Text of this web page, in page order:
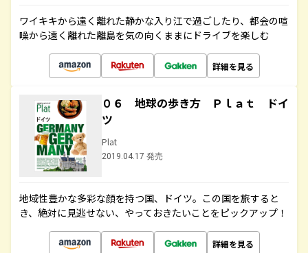
ワイキキから遠く離れた静かな入り江で過ごしたり、都会の喧
噪から遠く離れた離島を気の向くままにドライブを楽しむ
詳細を見る
０６ 地球の歩き方 Ｐｌａｔ ドイ
ツ
Plat
2019.04.17 発売
地域性豊かな多彩な顔を持つ国、ドイツ。この国を旅すると
き、絶対に見逃せない、やっておきたいことをピックアップ！
詳細を見る